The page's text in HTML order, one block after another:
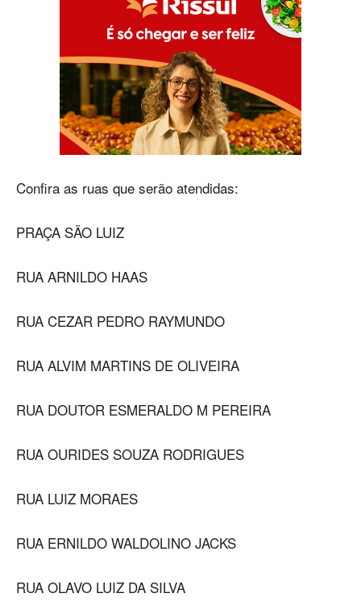
Confira as ruas que serão atendidas:
PRAÇA SÃO LUIZ
RUA ARNILDO HAAS
RUA CEZAR PEDRO RAYMUNDO
RUA ALVIM MARTINS DE OLIVEIRA
RUA DOUTOR ESMERALDO M PEREIRA
RUA OURIDES SOUZA RODRIGUES
RUA LUIZ MORAES
RUA ERNILDO WALDOLINO JACKS
RUA OLAVO LUIZ DA SILVA